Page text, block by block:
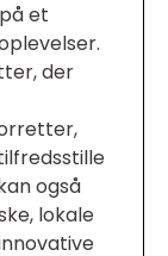
et
der
også
lokale